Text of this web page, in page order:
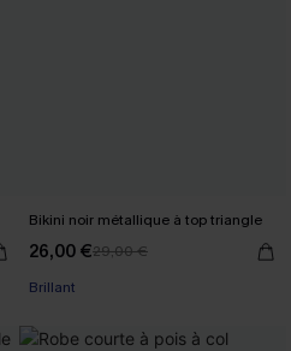
Bikini noir métallique à top triangle
26,00 €29,00 €
Brillant